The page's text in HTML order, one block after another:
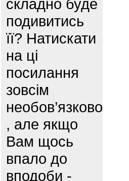
складно буде
подивитись
її? Натискати
на ці
посилання
зовсім
необов’язково
, але якщо
Вам щось
впало до
вподоби -